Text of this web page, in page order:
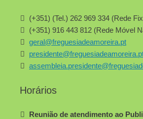
(+351) (Tel.) 262 969 334 (Rede
(+351) 916 443 812 (Rede Móvel
geral@freguesiadeamoreira.pt
Horários
Reunião de atendimento ao